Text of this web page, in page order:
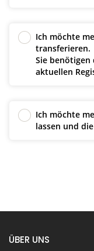
Ich möchte
transferieren.
Sie benötigen
aktuellen
Ich möchte
lassen und
ÜBER UNS